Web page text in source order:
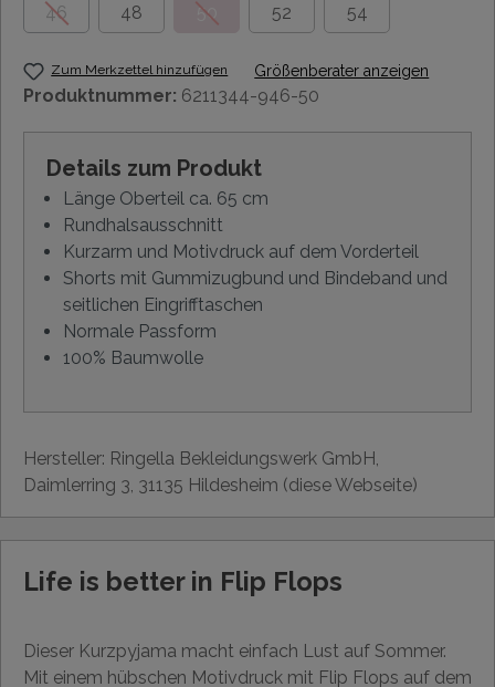
46 48 50 52 54
Zum Merkzettel hinzufügen Größenberater anzeigen
Produktnummer: 6211344-946-50
Details zum Produkt
Länge Oberteil ca. 65 cm
Rundhalsausschnitt
Kurzarm und Motivdruck auf dem Vorderteil
Shorts mit Gummizugbund und Bindeband und
seitlichen Eingrifftaschen
Normale Passform
100% Baumwolle
Hersteller: Ringella Bekleidungswerk GmbH,
Daimlerring 3, 31135 Hildesheim (diese Webseite)
Life is better in Flip Flops
Dieser Kurzpyjama macht einfach Lust auf Sommer.
Mit einem hübschen Motivdruck mit Flip Flops auf dem